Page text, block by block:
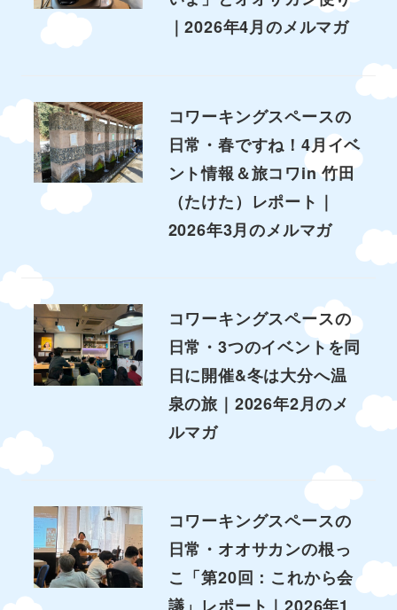
｜2026年4月のメルマガ
コワーキングスペースの
日常・春ですね！4月イベ
ント情報＆旅コワin 竹田
（たけた）レポート｜
2026年3月のメルマガ
コワーキングスペースの
日常・3つのイベントを同
日に開催&冬は大分へ温
泉の旅｜2026年2月のメ
ルマガ
コワーキングスペースの
日常・オオサカンの根っ
こ「第20回：これから会